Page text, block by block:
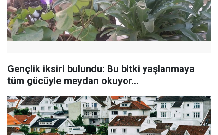
Gençlik iksiri bulundu: Bu bitki yaşlanmaya
tüm gücüyle meydan okuyor…